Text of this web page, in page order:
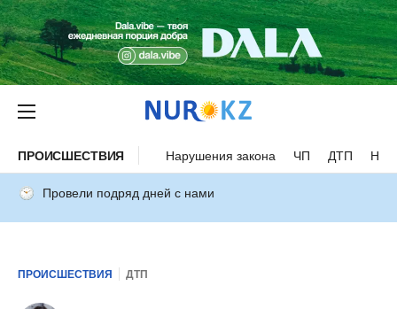
ПРОИСШЕСТВИЯ Нарушения закона ЧП ДТП
Провели подряд дней с нами
ПРОИСШЕСТВИЯ ДТП